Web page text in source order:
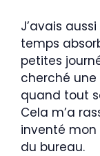
J’avais aussi
temps
petites
cherché
quand tout
Cela m’a
inventé
du bureau.